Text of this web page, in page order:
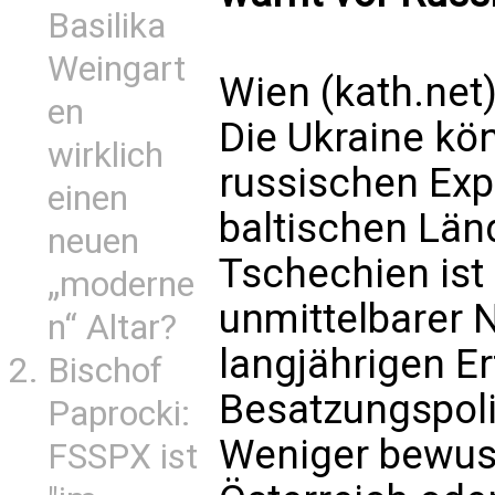
Basilika
Weingart
en
wirklich
einen
neuen
„moderne
n“ Altar?
Bischof
Paprocki:
FSSPX ist
Wien
Die Ukraine
russischen
baltischen
Tschechien
unmittelbarer
langjährigen
Weniger